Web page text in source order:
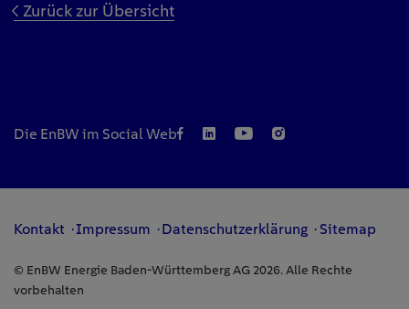
Zurück zur Übersicht
Die EnBW im Social Web
Kontakt Impressum Datenschutzerklärung Sitemap
© EnBW Energie Baden-Württemberg AG 2026. Alle Rechte
vorbehalten